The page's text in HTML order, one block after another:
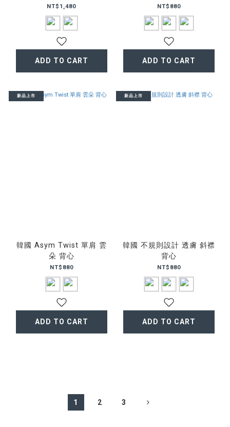
NT$1,480
ADD TO CART
NT$880
ADD TO CART
新品上市
韓國 Asym Twist 單肩 雲
朵 背心
NT$880
ADD TO CART
新品上市
韓國 不規則設計 透膚 斜襟
背心
NT$880
ADD TO CART
1 2 3